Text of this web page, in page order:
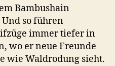
Bambushain
so führen
immer tiefer in
wo er neue Freunde
wie Waldrodung sieht.